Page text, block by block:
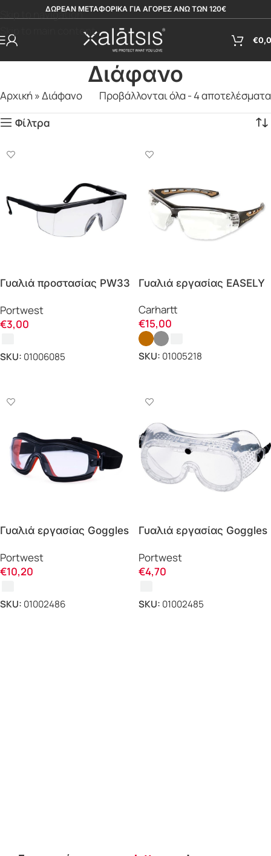
Skip to navigation
Skip to main content
ΔΩΡΕΑΝ ΜΕΤΑΦΟΡΙΚΑ ΓΙΑ ΑΓΟΡΕΣ ΑΝΩ ΤΩΝ 120€
€
Διάφανο
Αρχική »Διάφανο
Προβάλλονται όλα - 4 αποτελέσματα
Φίλτρα
Γυαλιά προστασίας PW33
Portwest
€3,00
SKU: 01006085
Γυαλιά εργασίας EASELY
EGB8ST Carhartt
Carhartt
€15,00
SKU: 01005218
Γυαλιά εργασίας Goggles
Portwest
€10,20
SKU: 01002486
Γυαλιά εργασίας Goggles
Portwest
€4,70
SKU: 01002485